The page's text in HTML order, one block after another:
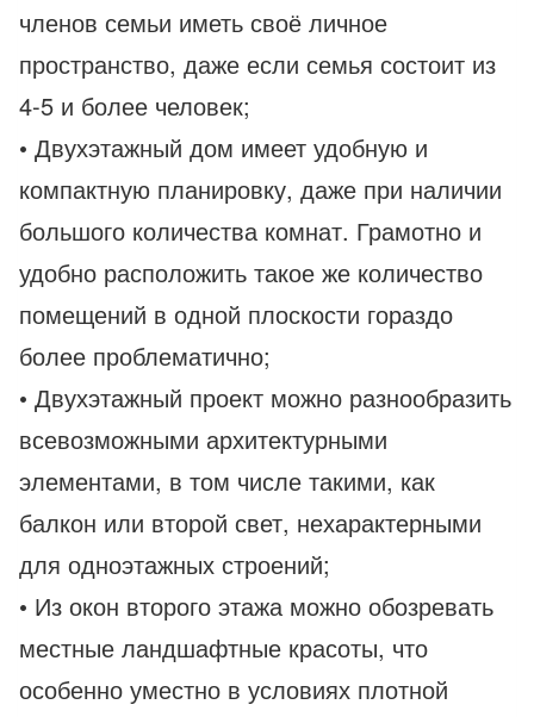
членов семьи иметь своё личное
пространство, даже если семья состоит из
4-5 и более человек;
• Двухэтажный дом имеет удобную и
компактную планировку, даже при наличии
большого количества комнат. Грамотно и
удобно расположить такое же количество
помещений в одной плоскости гораздо
более проблематично;
• Двухэтажный проект можно разнообразить
всевозможными архитектурными
элементами, в том числе такими, как
балкон или второй свет, нехарактерными
для одноэтажных строений;
• Из окон второго этажа можно обозревать
местные ландшафтные красоты, что
особенно уместно в условиях плотной